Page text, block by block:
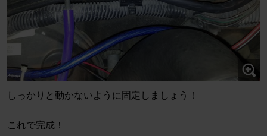
しっかりと動かないように固定しましょう！
これで完成！